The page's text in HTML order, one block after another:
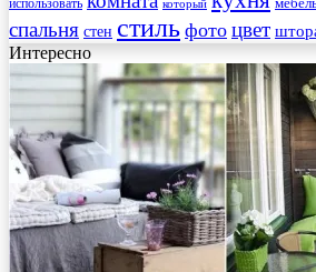
использовать который
спальня стен стиль фото цвет
Интересно